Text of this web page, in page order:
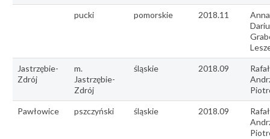
pucki pomorskie 2018.11
Jastrzębie-
Zdrój
m.
Jastrzębie-
Zdrój
śląskie 2018.09
Pawłowice pszczyński śląskie 2018.09